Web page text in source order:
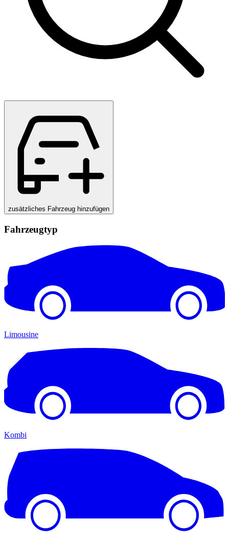
zusätzliches Fahrzeug hinzufügen
Fahrzeugtyp
Limousine
Kombi